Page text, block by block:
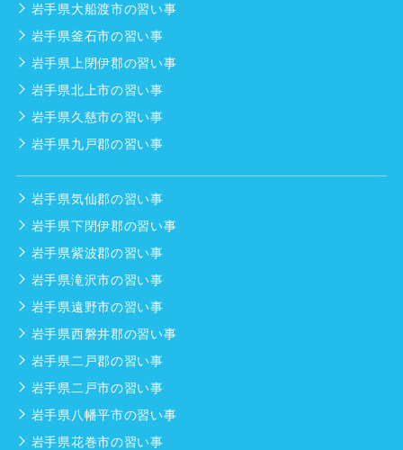
岩手県大船渡市の習い事
岩手県釜石市の習い事
岩手県上閉伊郡の習い事
岩手県北上市の習い事
岩手県久慈市の習い事
岩手県九戸郡の習い事
岩手県気仙郡の習い事
岩手県下閉伊郡の習い事
岩手県紫波郡の習い事
岩手県滝沢市の習い事
岩手県遠野市の習い事
岩手県西磐井郡の習い事
岩手県二戸郡の習い事
岩手県二戸市の習い事
岩手県八幡平市の習い事
岩手県花巻市の習い事